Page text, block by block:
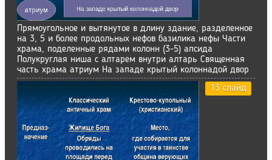
Прямоугольное и вытянутое в длину здание, разделенное
на 3, 5 и более продольных нефов базилика нефы Части
храма, поделенные рядами колонн (3-5) апсида
Полукруглая ниша с алтарем внутри алтарь Священная
часть храма атриум На западе крытый колоннадой двор
13 слайд